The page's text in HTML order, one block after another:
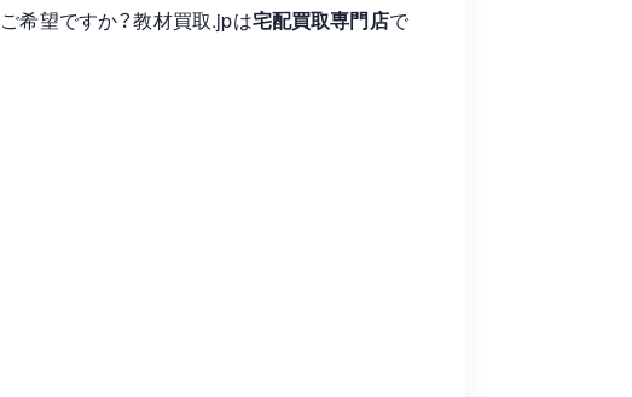
希望ですか？教材買取.jpは宅配買取専門店で